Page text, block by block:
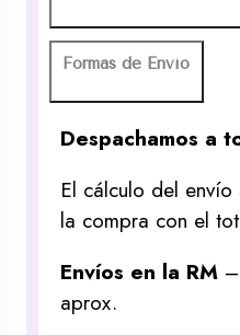
Formas de Envío
Despachamos a
El cálculo del
la compra con el
Envíos en la RM
aprox.